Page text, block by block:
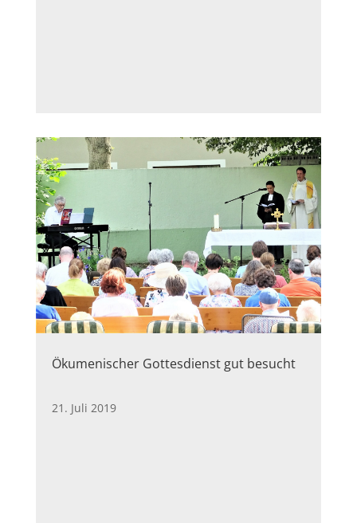
Ökumenischer Gottesdienst gut besucht
21. Juli 2019